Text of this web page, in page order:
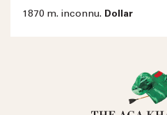
1870 m. inconnu. Dollar